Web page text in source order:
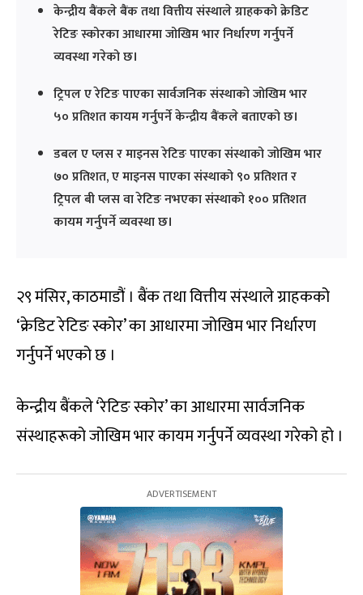
केन्द्रीय बैंकले बैंक तथा वित्तीय संस्थाले ग्राहकको क्रेडिट
रेटिङ स्कोरका आधारमा जोखिम भार निर्धारण गर्नुपर्ने
व्यवस्था गरेको छ।
ट्रिपल ए रेटिङ पाएका सार्वजनिक संस्थाको जोखिम भार
५० प्रतिशत कायम गर्नुपर्ने केन्द्रीय बैंकले बताएको छ।
डबल ए प्लस र माइनस रेटिङ पाएका संस्थाको जोखिम भार
७० प्रतिशत, ए माइनस पाएका संस्थाको ९० प्रतिशत र
ट्रिपल बी प्लस वा रेटिङ नभएका संस्थाको १०० प्रतिशत
कायम गर्नुपर्ने व्यवस्था छ।
२९ मंसिर, काठमाडौं । बैंक तथा वित्तीय संस्थाले ग्राहकको
‘क्रेडिट रेटिङ स्कोर’ का आधारमा जोखिम भार निर्धारण
गर्नुपर्ने भएको छ ।
केन्द्रीय बैंकले ‘रेटिङ स्कोर’ का आधारमा सार्वजनिक
संस्थाहरूको जोखिम भार कायम गर्नुपर्ने व्यवस्था गरेको हो ।